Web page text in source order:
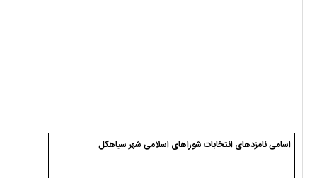
اسامی نامزدهای انتخابات شوراهای اسلامی شهر سیاهکل